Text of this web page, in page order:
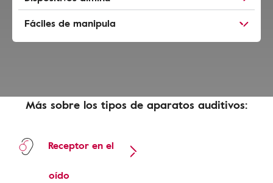
Fáciles de manipula
Más sobre los tipos de aparatos auditivos:
Receptor en el
oído